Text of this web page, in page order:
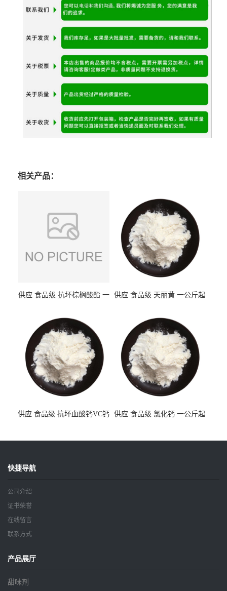
相关产品：
供应 食品级 抗坏棕榈酸酯 一
供应 食品级 天丽黄 一公斤起
供应 食品级 抗坏血酸钙VC钙 供应 食品级 氯化钙 一公斤起
快捷导航
公司介绍
证书荣誉
在线留言
联系方式
产品展厅
甜味剂